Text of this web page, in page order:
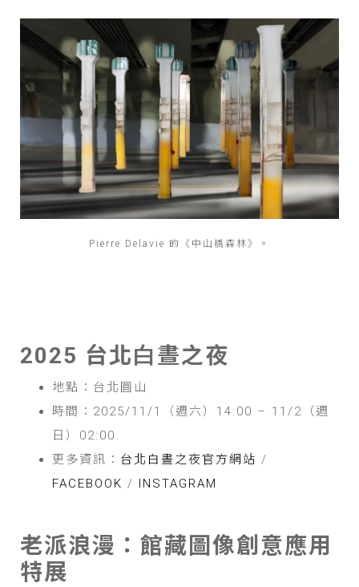
Pierre Delavie 的《中山橋森林》。
2025 台北⽩晝之夜
地點：台北圓山
時間：2025/11/1（週六）14:00 – 11/2（週
日）02:00
更多資訊： 台北白晝之夜官方網站 /
FACEBOOK / INSTAGRAM
老派浪漫：館藏圖像創意應用
特展